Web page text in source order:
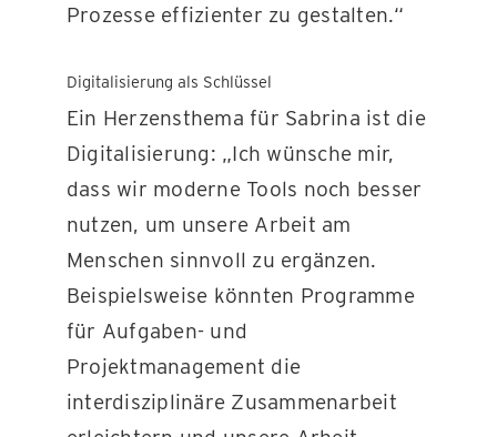
Prozesse effizienter zu gestalten.“
Digitalisierung als Schlüssel
Ein Herzensthema für Sabrina ist die
Digitalisierung: „Ich wünsche mir,
dass wir moderne Tools noch besser
nutzen, um unsere Arbeit am
Menschen sinnvoll zu ergänzen.
Beispielsweise könnten Programme
für Aufgaben- und
Projektmanagement die
interdisziplinäre Zusammenarbeit